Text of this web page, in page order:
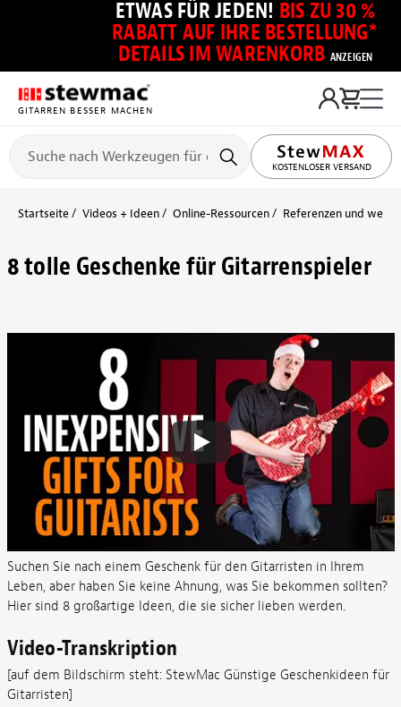
ETWAS FÜR JEDEN! BIS ZU 30 %
RABATT AUF IHRE BESTELLUNG*
DETAILS IM WARENKORB ANZEIGEN
GITARREN BESSER MACHEN
KOSTENLOSER VERSAND
Startseite Videos + Ideen Online-Ressourcen Referenzen und
8 tolle Geschenke für Gitarrenspieler
Suchen Sie nach einem Geschenk für den Gitarristen in Ihrem
Leben, aber haben Sie keine Ahnung, was Sie bekommen sollten?
Hier sind 8 großartige Ideen, die sie sicher lieben werden.
Video-Transkription
[auf dem Bildschirm steht: StewMac Günstige Geschenkideen für
Gitarristen]